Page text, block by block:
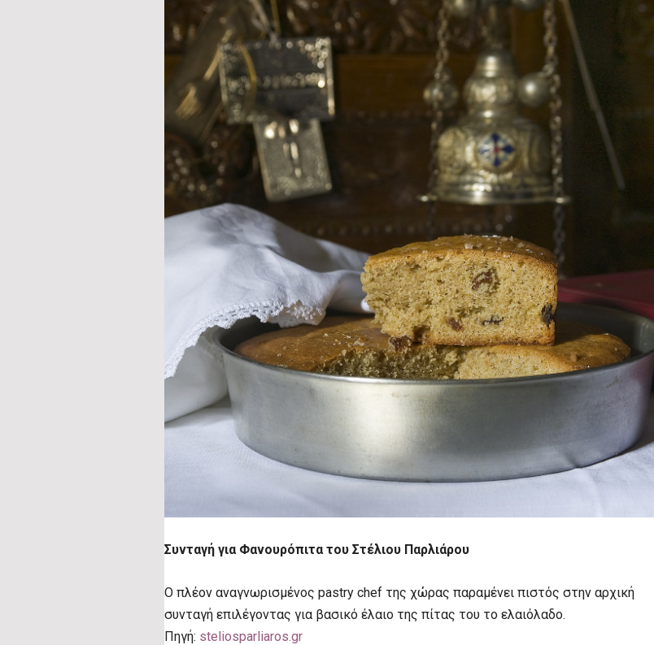
Συνταγή για Φανουρόπιτα του Στέλιου Παρλιάρου
Ο πλέον αναγνωρισμένος pastry chef της χώρας παραμένει πιστός στην αρχική
συνταγή επιλέγοντας για βασικό έλαιο της πίτας του το ελαιόλαδο.
Πηγή: steliosparliaros.gr